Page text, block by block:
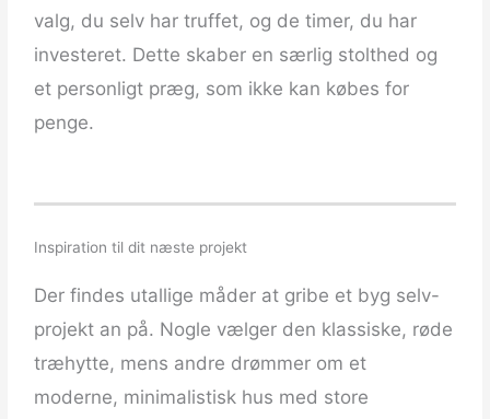
valg, du selv har truffet, og de timer, du har
investeret. Dette skaber en særlig stolthed og
et personligt præg, som ikke kan købes for
penge.
Inspiration til dit næste projekt
Der findes utallige måder at gribe et byg selv-
projekt an på. Nogle vælger den klassiske, røde
træhytte, mens andre drømmer om et
moderne, minimalistisk hus med store